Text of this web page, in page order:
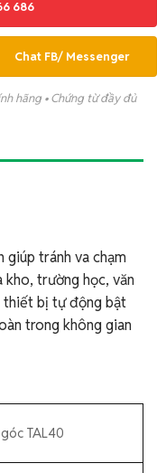
686
Chat FB/ Messenger
hãng • Chứng từ đầy đủ
giúp tránh va chạm
kho, trường học, văn
thiết bị tự động bật
trong không gian
TAL40